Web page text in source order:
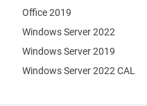
Office 2019
Windows Server 2022
Windows Server 2019
Windows Server 2022 CAL